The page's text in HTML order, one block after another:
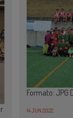
Formato: JPG
14 JUN 2022